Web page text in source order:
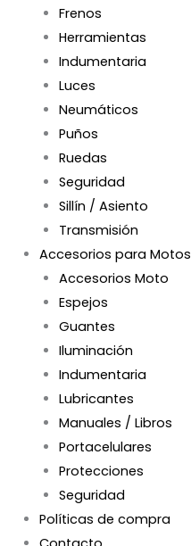
Frenos
Herramientas
Indumentaria
Luces
Neumáticos
Puños
Ruedas
Seguridad
Sillín / Asiento
Transmisión
Accesorios para Motos
Accesorios Moto
Espejos
Guantes
Iluminación
Indumentaria
Lubricantes
Manuales / Libros
Portacelulares
Protecciones
Seguridad
Políticas de compra